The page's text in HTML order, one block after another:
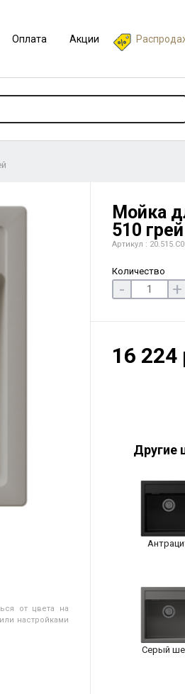
Оплата Акции
от цвета на
настройками
Мойка
510 грей
Артикул :
Количество
- +
16 224
Другие
Серый